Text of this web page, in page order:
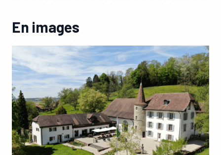
En images